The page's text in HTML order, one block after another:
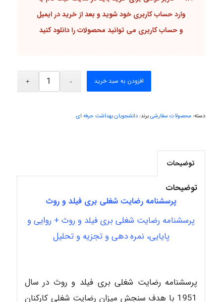
abolfazlkoshehe
Jafar Tym
وارد حساب کاربری خود شوید و بعد از خرید در ایمیل
و حساب کاربری می توانید محصولات را دانلود کنید
افزودن به سبد خرید
دسته: محصولات سفارشی برند: دانشجویان بهداشت حرفه ای
توضیحات
توضیحات
پرسشنامه رضایت شغلی بری فیلد و روث
پرسشنامه رضایت شغلی بری فیلد و روث + روایی و
پایایی، نمره دهی و تجزیه و تحلیل
پرسشنامه رضایت شغلی بری فیلد و روث در سال
1951 با هدف سنجش میزان رضایت شغلی کارکنان